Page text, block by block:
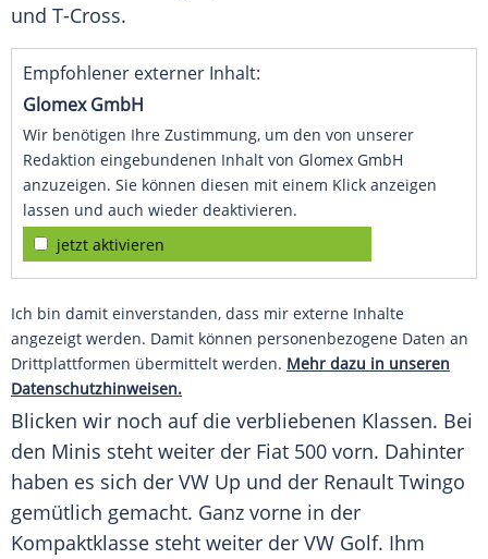
und T-Cross.
Empfohlener externer Inhalt:
Glomex GmbH
Wir benötigen Ihre Zustimmung, um den von unserer
Redaktion eingebundenen Inhalt von Glomex GmbH
anzuzeigen. Sie können diesen mit einem Klick anzeigen
lassen und auch wieder deaktivieren.
jetzt aktivieren
Ich bin damit einverstanden, dass mir externe Inhalte
angezeigt werden. Damit können personenbezogene Daten an
Drittplattformen übermittelt werden. Mehr dazu in unseren
Datenschutzhinweisen.
Blicken wir noch auf die verbliebenen Klassen. Bei
den Minis steht weiter der Fiat 500 vorn. Dahinter
haben es sich der VW Up und der Renault Twingo
gemütlich gemacht. Ganz vorne in der
Kompaktklasse steht weiter der VW Golf. Ihm